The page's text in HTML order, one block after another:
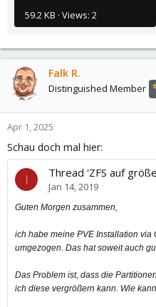
59.2 KB · Views: 2
Falk R.
Distinguished Member
Apr 1, 2025
Schau doch mal hier:
I
Thread 'ZFS auf größere
Jan 14, 2019
Guten Morgen zusammen,
ich habe meine PVE Installation via
umgezogen. Das hat soweit auch
Das Problem ist, dass die
ich diese vergrößern kann. Wie